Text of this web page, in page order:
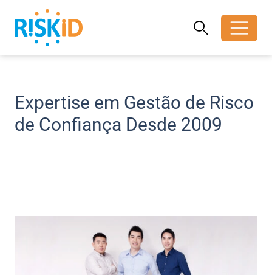
Search
Search
Expertise em Gestão de Risco
de Confiança Desde 2009